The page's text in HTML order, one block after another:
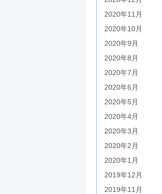
2020年11月
2020年10月
2020年9月
2020年8月
2020年7月
2020年6月
2020年5月
2020年4月
2020年3月
2020年2月
2020年1月
2019年12月
2019年11月